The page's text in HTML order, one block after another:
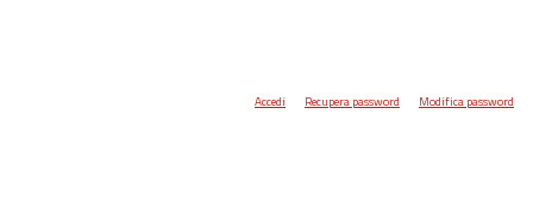
Accedi Recupera password Modifica password